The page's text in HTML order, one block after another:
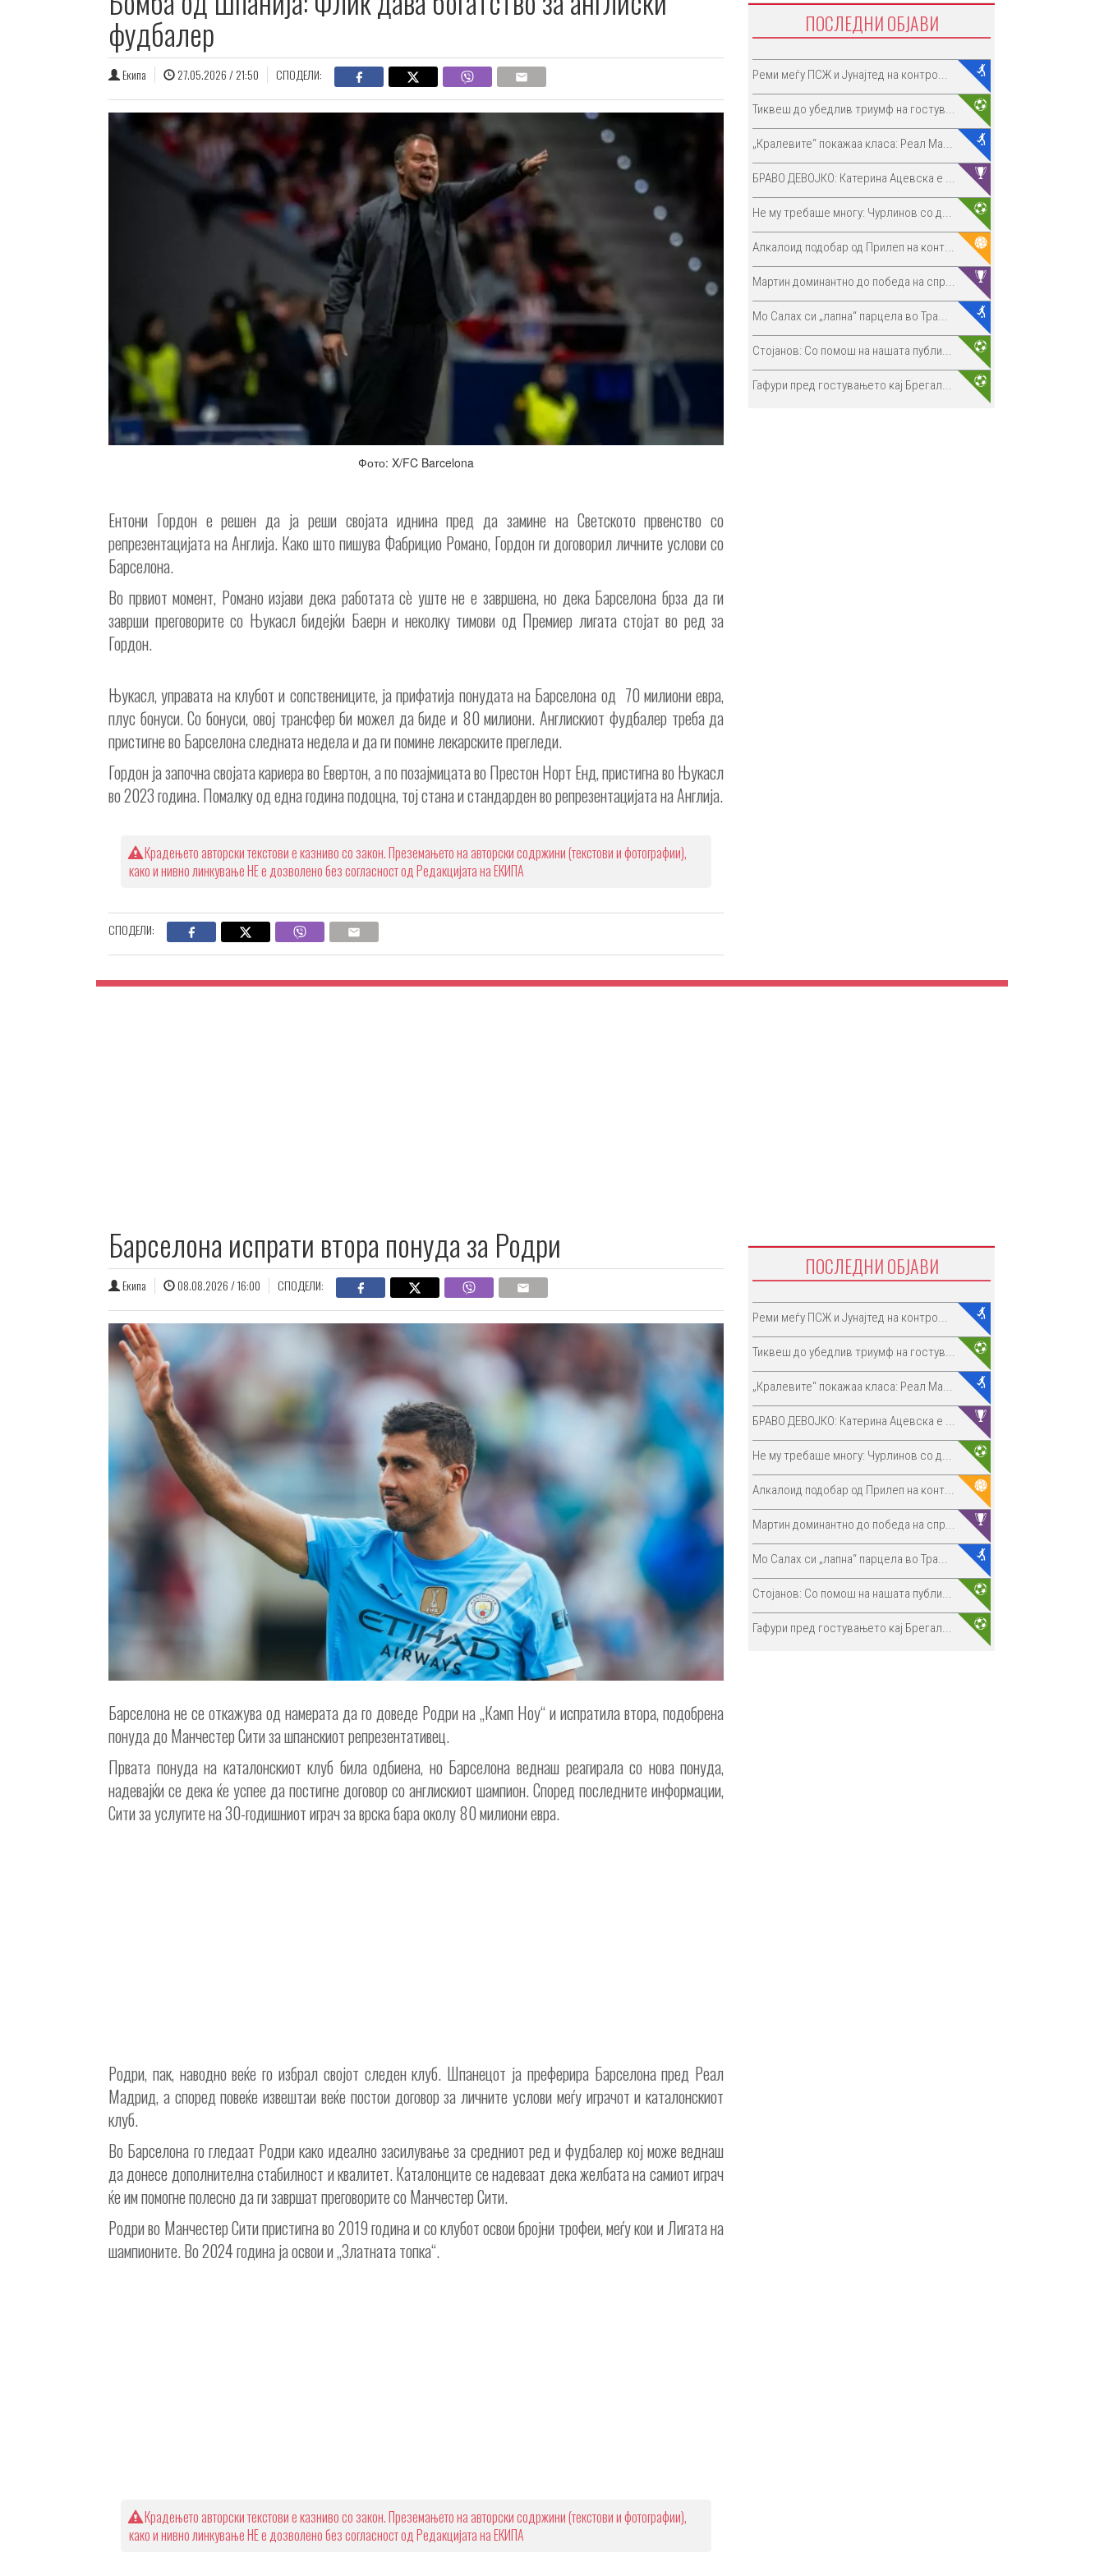
фудбалер
Екипа 27.05.2026 / 21:50 СПОДЕЛИ:
Фото: X/FC Barcelona
Ентони Гордон е решен да ја реши својата иднина пред да замине на Светското првенство со
репрезентацијата на Англија. Како што пишува Фабрицио Романо, Гордон ги договорил личните услови со
Барселона.
Во првиот момент, Романо изјави дека работата сè уште не е завршена, но дека Барселона брза да ги
заврши преговорите со Њукасл бидејќи Баерн и неколку тимови од Премиер лигата стојат во ред за
Гордон.
Њукасл, управата на клубот и сопствениците, ја прифатија понудата на Барселона од 70 милиони евра,
плус бонуси. Со бонуси, овој трансфер би можел да биде и 80 милиони. Англискиот фудбалер треба да
пристигне во Барселона следната недела и да ги помине лекарските прегледи.
Гордон ја започна својата кариера во Евертон, а по позајмицата во Престон Норт Енд, пристигна во Њукасл
во 2023 година. Помалку од една година подоцна, тој стана и стандарден во репрезентацијата на Англија.
Крадењето авторски текстови е казниво со закон. Преземањето на авторски содржини (текстови и фотографии),
како и нивно линкување НЕ е дозволено без согласност од Редакцијата на ЕКИПА
СПОДЕЛИ:
ПОСЛЕДНИ ОБЈАВИ
Реми меѓу ПСЖ и Јунајтед на контро...
Тиквеш до убедлив триумф на гостув...
„Кралевите“ покажаа класа: Реал Ма...
БРАВО ДЕВОЈКО: Катерина Ацевска е ...
Не му требаше многу: Чурлинов со д...
Алкалоид подобар од Прилеп на конт...
Мартин доминантно до победа на спр...
Мо Салах си „лапна“ парцела во Тра...
Стојанов: Со помош на нашата публи...
Гафури пред гостувањето кај Брегал...
Барселона испрати втора понуда за Родри
Екипа 08.08.2026 / 16:00 СПОДЕЛИ:
Барселона не се откажува од намерата да го доведе Родри на „Камп Ноу“ и испратила втора, подобрена
понуда до Манчестер Сити за шпанскиот репрезентативец.
Првата понуда на каталонскиот клуб била одбиена, но Барселона веднаш реагирала со нова понуда,
надевајќи се дека ќе успее да постигне договор со англискиот шампион. Според последните информации,
Сити за услугите на 30-годишниот играч за врска бара околу 80 милиони евра.
Родри, пак, наводно веќе го избрал својот следен клуб. Шпанецот ја преферира Барселона пред Реал
Мадрид, а според повеќе извештаи веќе постои договор за личните услови меѓу играчот и каталонскиот
клуб.
Во Барселона го гледаат Родри како идеално засилување за средниот ред и фудбалер кој може веднаш
да донесе дополнителна стабилност и квалитет. Каталонците се надеваат дека желбата на самиот играч
ќе им помогне полесно да ги завршат преговорите со Манчестер Сити.
Родри во Манчестер Сити пристигна во 2019 година и со клубот освои бројни трофеи, меѓу кои и Лигата на
шампионите. Во 2024 година ја освои и „Златната топка“.
Крадењето авторски текстови е казниво со закон. Преземањето на авторски содржини (текстови и фотографии),
како и нивно линкување НЕ е дозволено без согласност од Редакцијата на ЕКИПА
ПОСЛЕДНИ ОБЈАВИ
Реми меѓу ПСЖ и Јунајтед на контро...
Тиквеш до убедлив триумф на гостув...
„Кралевите“ покажаа класа: Реал Ма...
БРАВО ДЕВОЈКО: Катерина Ацевска е ...
Не му требаше многу: Чурлинов со д...
Алкалоид подобар од Прилеп на конт...
Мартин доминантно до победа на спр...
Мо Салах си „лапна“ парцела во Тра...
Стојанов: Со помош на нашата публи...
Гафури пред гостувањето кај Брегал...